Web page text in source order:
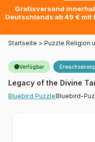
Gratisversand
Deutschlands ab 49 € mit
Startseite > Puzzle Religion
Verfügbar
Legacy of the Divine
Bluebird PuzzleBluebird-